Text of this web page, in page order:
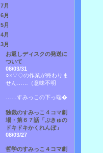
7月
6月
5月
4月
3月
お返しディスクの発送に
ついて
08/03/31
○×▽◇の作業が終わりま
せん……（意味不明
……すみっこの下っ端�
独裁のすみっこ４コマ劇
場・第６７話「ぷきゅの
ドキドキかくれんぼ」
08/03/27
哲学のすみっこ４コマ劇